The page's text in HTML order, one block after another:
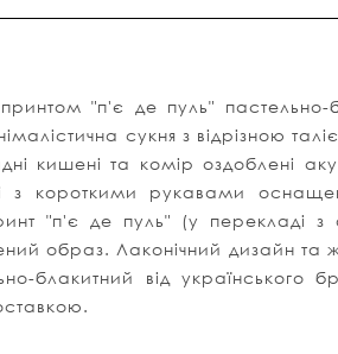
"п'є де пуль"
сукня з відрізною
кишені та комір оздоблені
з короткими рукавами
"п'є де пуль" (у перекладі
образ. Лаконічний дизайн та
блакитний від